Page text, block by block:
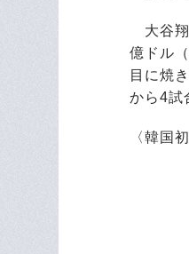
大谷翔
億ドル
目に焼
から4試
〈韓国